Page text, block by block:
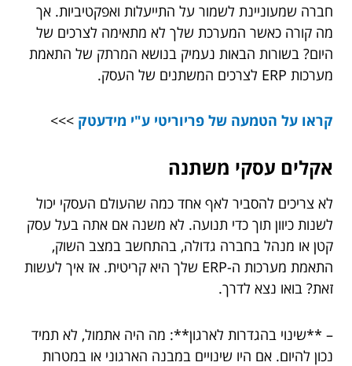
חברה שמעוניינת לשמור על התייעלות ואפקטיביות. אך
מה קורה כאשר המערכת שלך לא מתאימה לצרכים של
היום? בשורות הבאות נעמיק בנושא המרתק של התאמת
מערכות ERP לצרכים המשתנים של העסק.
קראו על הטמעה של פריוריטי ע"י מידעטק >>>
אקלים עסקי משתנה
לא צריכים להסביר לאף אחד כמה שהעולם העסקי יכול
לשנות כיוון תוך כדי תנועה. לא משנה אם אתה בעל עסק
קטן או מנהל בחברה גדולה, בהתחשב במצב השוק,
התאמת מערכות ה-ERP שלך היא קריטית. אז איך לעשות
זאת? בואו נצא לדרך.
– **שינוי בהגדרות לארגון**: מה היה אתמול, לא תמיד
נכון להיום. אם היו שינויים במבנה הארגוני או במטרות